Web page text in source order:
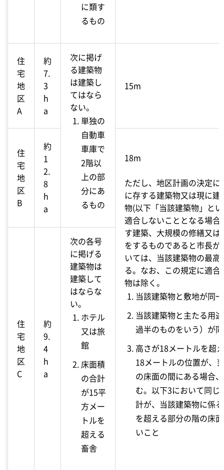
に類す
るもの
住
宅
地
区
A
約
7.
3
h
a
次に掲げ
る建築物
は建築し
てはなら
ない。
単独の
自動車
車庫で
2階以
上の部
分にあ
るもの
15m
住
宅
地
区
B
約
1
2.
8
h
a
18m
ただし、地区計画の決定
に存する建築物又は現に
物(以下「当該建築物」と
適合しないこととなる場合
す建築、大規模の修繕又
をするものであると市長
いては、当該建築物の最
る。なお、この規定に適
物は除く。
当該建築物と敷地が同
当該建築物と主たる用
過半のものをいう）が
高さが18メートルを超
18メートルの位置が、
の床面の間にある場合
む。以下3において同じ
計が、当該建築物に係
を超える部分の階の床
いこと
住
宅
地
区
C
約
9.
4
h
a
次の各号
に掲げる
建築物は
建築して
はならな
い。
ホテル
又は旅
館
床面積
の合計
が15平
方メー
トルを
超える
畜舎